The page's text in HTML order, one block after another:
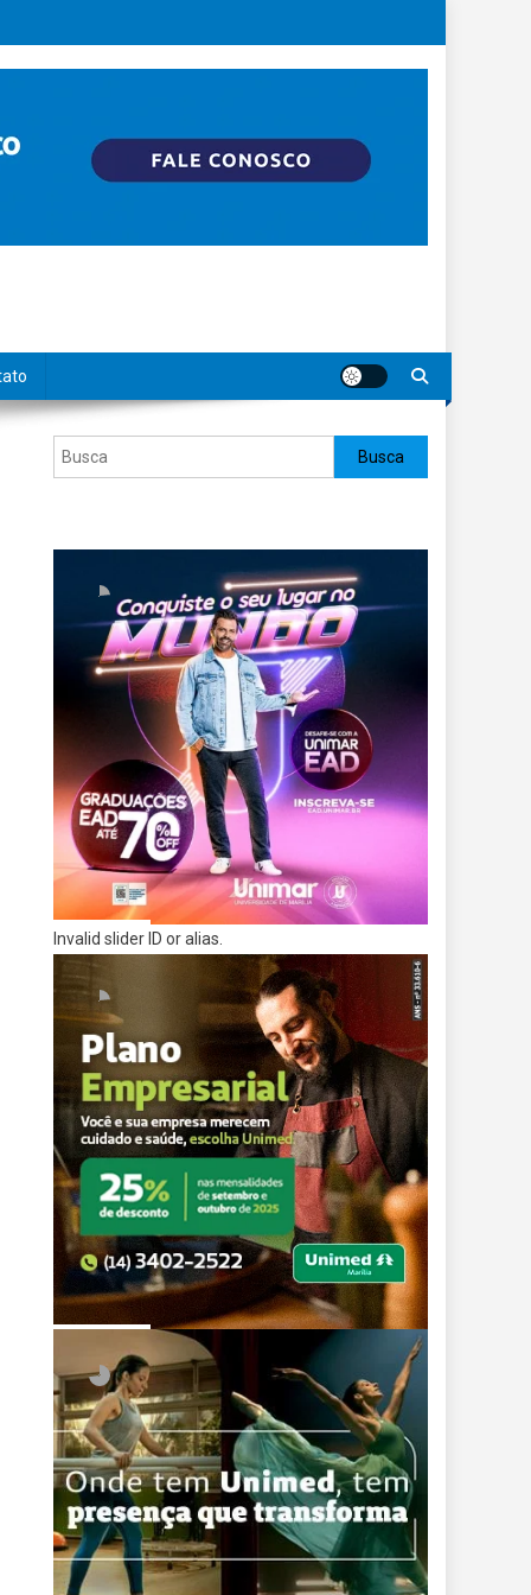
Pesquisar Busca
Invalid slider ID or alias.